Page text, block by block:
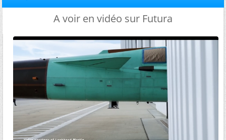
A voir en vidéo sur Futura